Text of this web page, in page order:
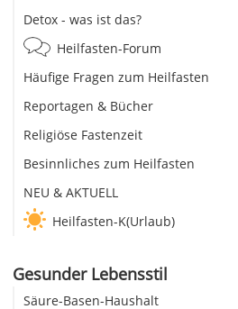
Detox - was ist das?
Heilfasten-Forum
Häufige Fragen zum Heilfasten
Reportagen & Bücher
Religiöse Fastenzeit
Besinnliches zum Heilfasten
NEU & AKTUELL
Heilfasten-K(Urlaub)
Gesunder Lebensstil
Säure-Basen-Haushalt